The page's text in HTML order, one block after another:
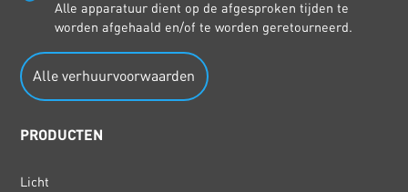
Alle apparatuur dient op de afgesproken tijden te
worden afgehaald en/of te worden geretourneerd.
Alle verhuurvoorwaarden
PRODUCTEN
Licht